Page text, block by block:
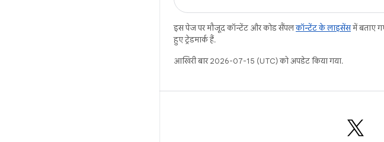
इस पेज पर मौजूद कॉन्टेंट और कोड सैंपलकॉन्टेंट के लाइसेंसमें बताए
हुए ट्रेडमार्क हैं.
आखिरी बार 2026-07-15 (UTC) को अपडेट किया गया.